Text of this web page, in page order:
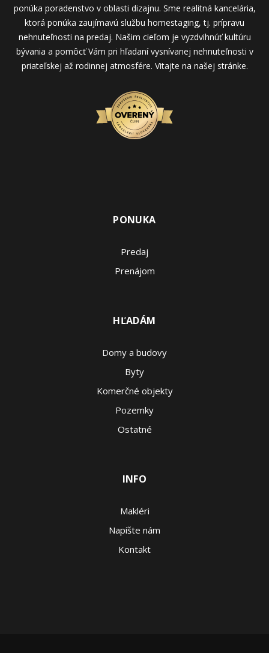
ponúka poradenstvo v oblasti dizajnu. Sme realitná kancelária,
ktorá ponúka zaujímavú službu homestaging, tj. prípravu
nehnuteľnosti na predaj. Našim cieľom je vyzdvihnúť kultúru
bývania a pomôcť Vám pri hľadaní vysnívanej nehnuteľnosti v
priateľskej až rodinnej atmosfére. Vitajte na našej stránke.
PONUKA
Predaj
Prenájom
HĽADÁM
Domy a budovy
Byty
Komerčné objekty
Pozemky
Ostatné
INFO
Makléri
Napíšte nám
Kontakt